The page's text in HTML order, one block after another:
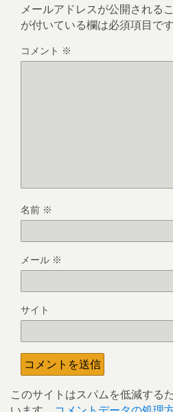
メールアドレスが公開される
が付いている欄は必須項目です
コメント ※
名前 ※
メール ※
サイト
このサイトはスパムを低減する